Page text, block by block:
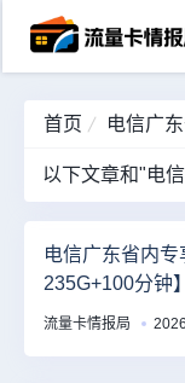
首页 电信广
以下文章和"电
电信广东省内
235G+100分钟
流量卡情报局